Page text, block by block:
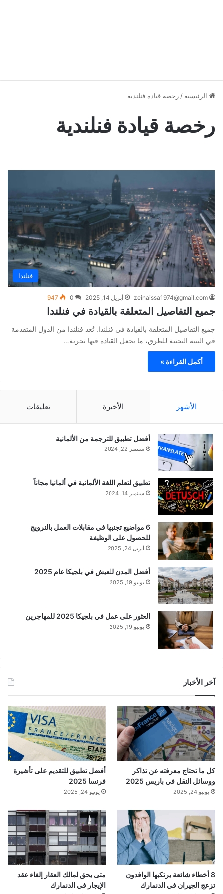
الرئيسية / رخصة قيادة فنلندية
رخصة قيادة فنلندية
فنلندا
zeinaissa1974@gmail.com أبريل 14, 2025 0
947
جميع التفاصيل المتعلقة بالقيادة في فنلندا
جميع التفاصيل المتعلقة بالقيادة في فنلندا. تُعد فنلندا من الدول المتقدمة
في البنية التحتية للطرق، ما يجعل القيادة فيها تجربة…
أكمل القراءة »
الأشهر الأخيرة تعليقات
أفضل تطبيق للترجمة من الألمانية
سبتمبر 22, 2024
تطبيق لتعلم اللغة الألمانية في ألمانيا مجاناً
سبتمبر 14, 2024
6 مواضيع تجنبها في مقابلات العمل بالنرويج
للحصول على الوظيفة
أبريل 24, 2025
أفضل المدن للعيش في بلجيكا عام 2025
يونيو 19, 2025
العثور على عمل في بلجيكا 2025 للمهاجرين
يونيو 19, 2025
آخر الأخبار
كل ما تحتاج معرفته عن تذاكر
ووسائل النقل في باريس 2025
يونيو 24, 2025
أفضل تطبيق للتقديم على تأشيرة
فرنسا 2025
يونيو 24, 2025
8 أخطاء شائعة يرتكبها الوافدون
تزعج الجيران في الدنمارك
متى يحق لمالك العقار إلغاء عقد
الإيجار في الدنمارك